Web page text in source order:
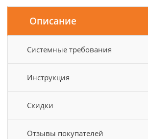
Описание
Системные требования
Инструкция
Скидки
Отзывы покупателей